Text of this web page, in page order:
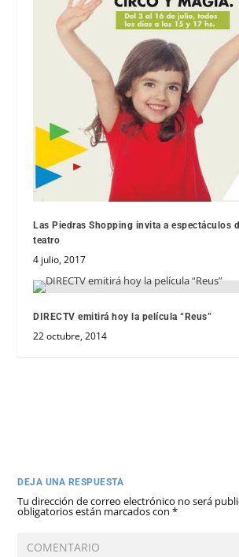
Las Piedras Shopping invita a espectáculos
teatro
4 julio, 2017
DIRECTV emitirá hoy la película “Reus”
22 octubre, 2014
DEJA UNA RESPUESTA
Tu dirección de correo electrónico no será
obligatorios están marcados con*